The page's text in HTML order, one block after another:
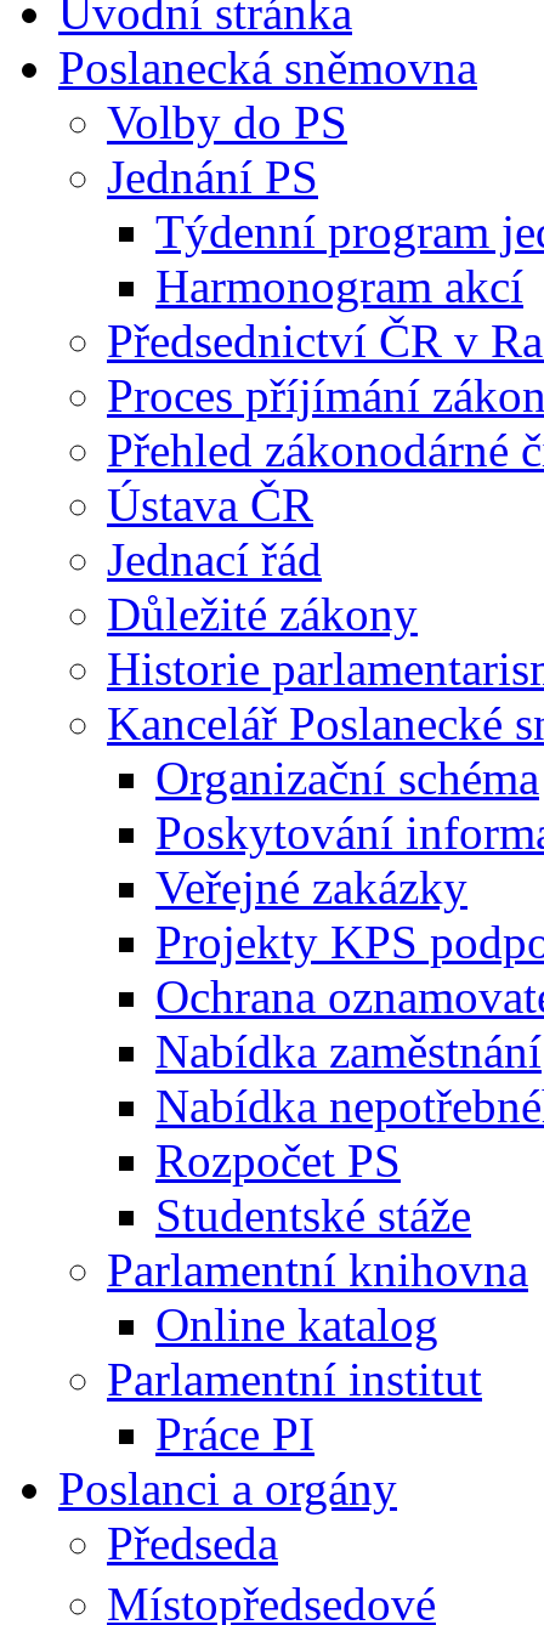
Úvodní stránka
Poslanecká sněmovna
Volby do PS
Jednání PS
Týdenní program
Harmonogram akcí
Předsednictví ČR v
Proces příjímání
Přehled zákonodárné
Ústava ČR
Jednací řád
Důležité zákony
Historie
Kancelář Poslanecké
Organizační schéma
Poskytování
Veřejné zakázky
Projekty KPS
Ochrana
Nabídka zaměstnání
Nabídka
Rozpočet PS
Studentské stáže
Parlamentní knihovna
Online katalog
Parlamentní institut
Práce PI
Poslanci a orgány
Předseda
Místopředsedové